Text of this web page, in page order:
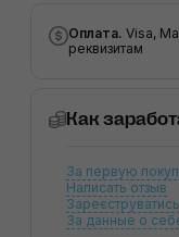
Оплата. Visa,
реквизитам
Как
За первую
Написать отзыв
Зареєструватись
За данные о